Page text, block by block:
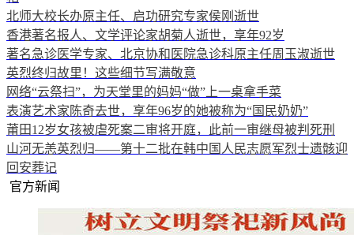
北师大校长办原主任、启功研究专家侯刚逝世
香港著名报人、文学评论家胡菊人逝世，享年92岁
著名急诊医学专家、北京协和医院急诊科原主任周玉淑逝世
英烈终归故里！这些细节写满敬意
网络“云祭扫”，为天堂里的妈妈“做”上一桌拿手菜
表演艺术家陈奇去世，享年96岁的她被称为“国民奶奶”
莆田12岁女孩被虐死案二审将开庭，此前一审继母被判死刑
山河无恙英烈归——第十二批在韩中国人民志愿军烈士遗骸迎
回安葬记
官方新闻